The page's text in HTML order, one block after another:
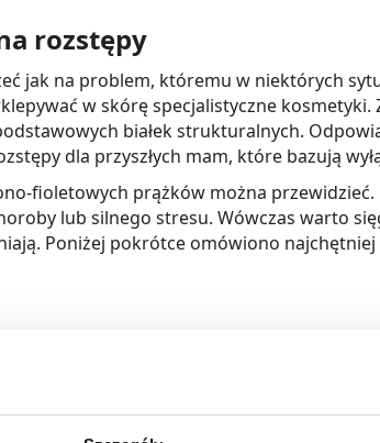
rozstępy
jak na problem, któremu w niektórych
w skórę specjalistyczne
białek strukturalnych.
dla przyszłych mam, które bazują
fioletowych prążków można
lub silnego stresu. Wówczas warto
Poniżej pokrótce omówiono
skórę, przyczyniając się do zwiększonej
i skutkuje lepszym odżywieniem
warto zwrócić uwagę, czy zawierają